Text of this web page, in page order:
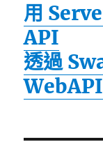
用
API
透過